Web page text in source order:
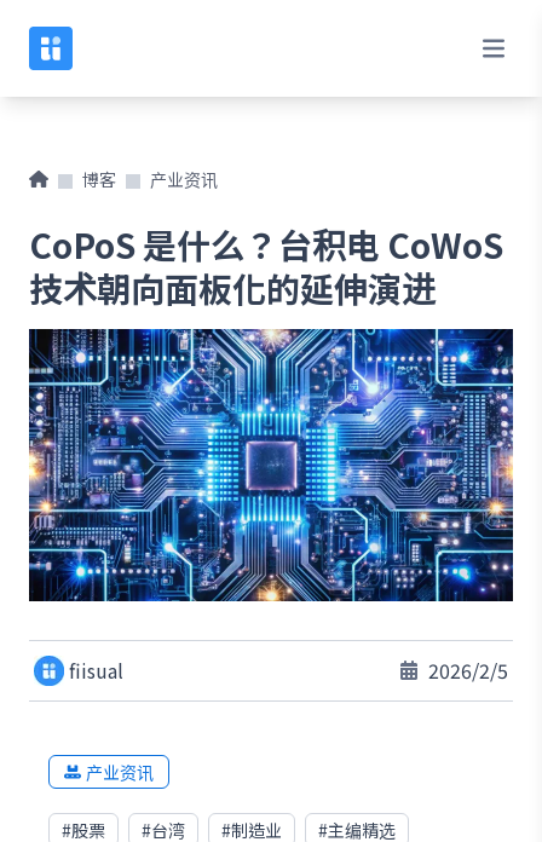
博客 产业资讯
CoPoS 是什么？台积电 CoWoS
技术朝向面板化的延伸演进
fiisual 2026/2/5
产业资讯
#股票 #台湾 #制造业 #主编精选